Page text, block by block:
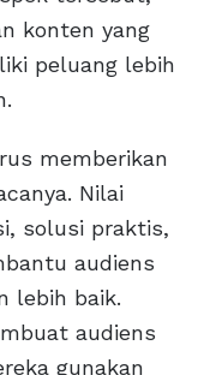
konten yang
peluang lebih
memberikan
Nilai
solusi praktis,
audiens
lebih baik.
audiens
gunakan